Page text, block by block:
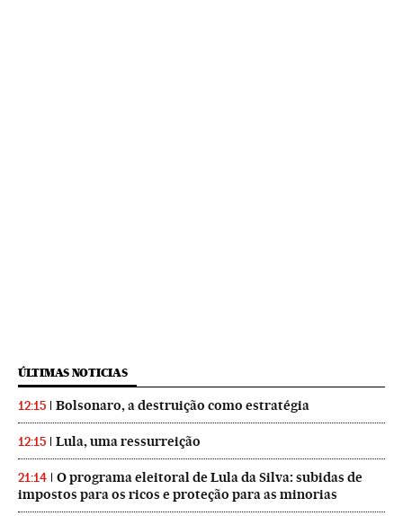
ÚLTIMAS NOTICIAS
12:15 Bolsonaro, a destruição como estratégia
12:15 Lula, uma ressurreição
21:14
O programa eleitoral de Lula da Silva: subidas de
impostos para os ricos e proteção para as minorias